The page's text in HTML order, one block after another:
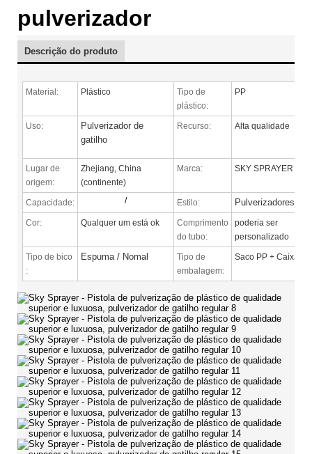
pulverizador
Descrição do produto
Material: Plástico
Tipo de
plástico:
PP
Uso:
Pulverizador de
gatilho
Recurso: Alta qualidade
Lugar de
origem:
Zhejiang, China
(continente)
Marca: SKY SPRAYER
Capacidade: / Estilo: Pulverizadores
Cor: Qualquer um está ok
Comprimento
do tubo:
poderia ser
personalizado
Tipo de bico
:
Espuma / Nomal
Tipo de
embalagem:
Saco PP + Caixa